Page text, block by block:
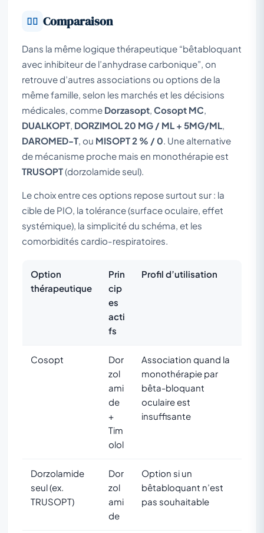
Comparaison
Dans la même logique thérapeutique “bêtabloquant
avec inhibiteur de l’anhydrase carbonique”, on
retrouve d’autres associations ou options de la
même famille, selon les marchés et les décisions
médicales, comme Dorzasopt Cosopt MC
DUALKOPT DORZIMOL 20 MG / ML + 5MG/ML
DAROMED-T , ou MISOPT 2 % / 0 . Une alternative
de mécanisme proche mais en monothérapie est
TRUSOPT(dorzolamide seul).
Le choix entre ces options repose surtout sur : la
cible de PIO, la tolérance (surface oculaire, effet
systémique), la simplicité du schéma, et les
comorbidités cardio-respiratoires.
Option
thérapeutique
Prin
cip
es
acti
fs
Profil d’utilisation
Cosopt
Dor
zol
ami
de
+
Tim
olol
Association quand la
monothérapie par
bêta-bloquant
oculaire est
insuffisante
Dorzolamide
seul (ex.
TRUSOPT)
Dor
zol
ami
de
Option si un
bêtabloquant n’est
pas souhaitable